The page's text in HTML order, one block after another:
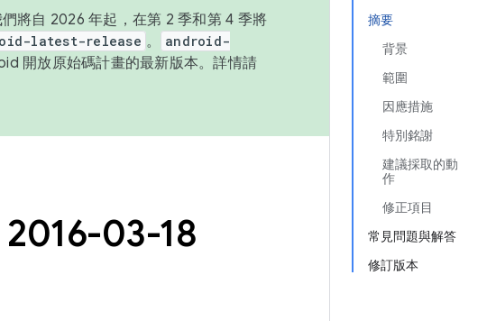
摘要
背景
範圍
因應措施
特別銘謝
建議採取的動
作
修正項目
常見問題與解答
修訂版本
將自 2026 年起，在第 2 季和第 4 季將
latest-release 。
android-
開放原始碼計畫的最新版本。詳情請
03-18